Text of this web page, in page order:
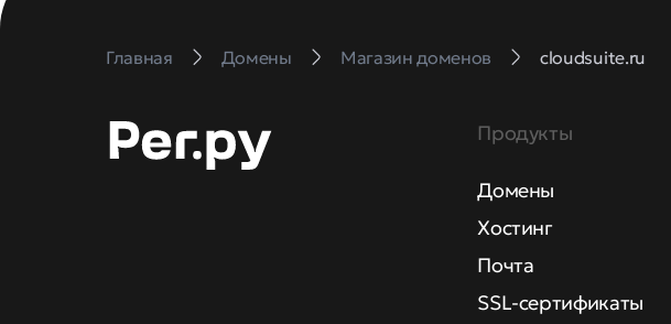
Главная Домены Магазин доменов cloudsuite.ru
Продукты
Домены
Хостинг
Почта
SSL-сертификаты